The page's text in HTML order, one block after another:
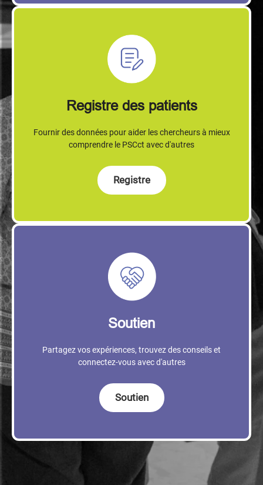
Registre des patients
Fournir des données pour aider les chercheurs à mieux
comprendre le PSCct avec d'autres
Registre
Soutien
Partagez vos expériences, trouvez des conseils et
connectez-vous avec d'autres
Soutien